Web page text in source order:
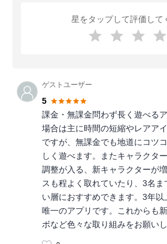
星をタップして評価して
ゲストユーザー
5
課金・無課金問わず長く遊べる
場合は主に時間の短縮やレアア
ですが、無課金でも地道にコツ
しく遊べます。またキャラクタ
調整が入る、新キャラクターが
スも程よく取れていたり、3名
い層におすすめできます。3年以
唯一のアプリです。これからも
ボなど色々な取り組みをお願いし